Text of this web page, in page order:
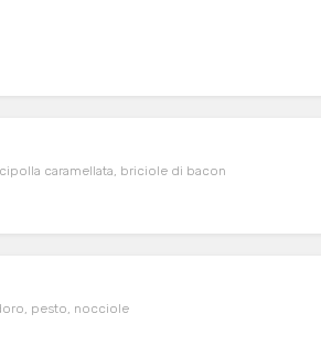
caramellata, briciole di bacon
pesto, nocciole